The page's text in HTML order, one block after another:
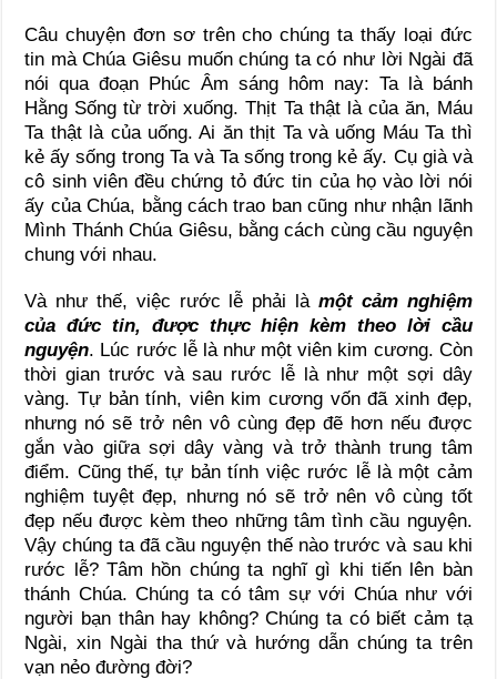
Câu chuyện đơn sơ trên cho chúng ta thấy loại đức
tin mà Chúa Giêsu muốn chúng ta có như lời Ngài đã
nói qua đoạn Phúc Âm sáng hôm nay: Ta là bánh
Hằng Sống từ trời xuống. Thịt Ta thật là của ăn, Máu
Ta thật là của uống. Ai ăn thịt Ta và uống Máu Ta thì
kẻ ấy sống trong Ta và Ta sống trong kẻ ấy. Cụ già và
cô sinh viên đều chứng tỏ đức tin của họ vào lời nói
ấy của Chúa, bằng cách trao ban cũng như nhận lãnh
Mình Thánh Chúa Giêsu, bằng cách cùng cầu nguyện
chung với nhau.
Và như thế, việc rước lễ phải làmột cảm nghiệm
của đức tin, được thực hiện kèm theo lời cầu
nguyện. Lúc rước lễ là như một viên kim cương. Còn
thời gian trước và sau rước lễ là như một sợi dây
vàng. Tự bản tính, viên kim cương vốn đã xinh đẹp,
nhưng nó sẽ trở nên vô cùng đẹp đẽ hơn nếu được
gắn vào giữa sợi dây vàng và trở thành trung tâm
điểm. Cũng thế, tự bản tính việc rước lễ là một cảm
nghiệm tuyệt đẹp, nhưng nó sẽ trở nên vô cùng tốt
đẹp nếu được kèm theo những tâm tình cầu nguyện.
Vậy chúng ta đã cầu nguyện thế nào trước và sau khi
rước lễ? Tâm hồn chúng ta nghĩ gì khi tiến lên bàn
thánh Chúa. Chúng ta có tâm sự với Chúa như với
người bạn thân hay không? Chúng ta có biết cảm tạ
Ngài, xin Ngài tha thứ và hướng dẫn chúng ta trên
vạn nẻo đường đời?